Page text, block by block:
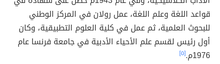
قواعد اللغة وعلم اللغة، عمل رولان في المركز الوطني
للبحوث العلمية، ثم عمل في كلية العلوم التطبيقية، وكان
أول رئيس لقسم علم الأحياء الأدبية في جامعة فرنسا عام
1976م.
[٥]